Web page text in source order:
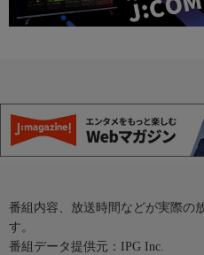
番組内容、放送時間などが実際の
す。
番組データ提供元：IPG Inc.